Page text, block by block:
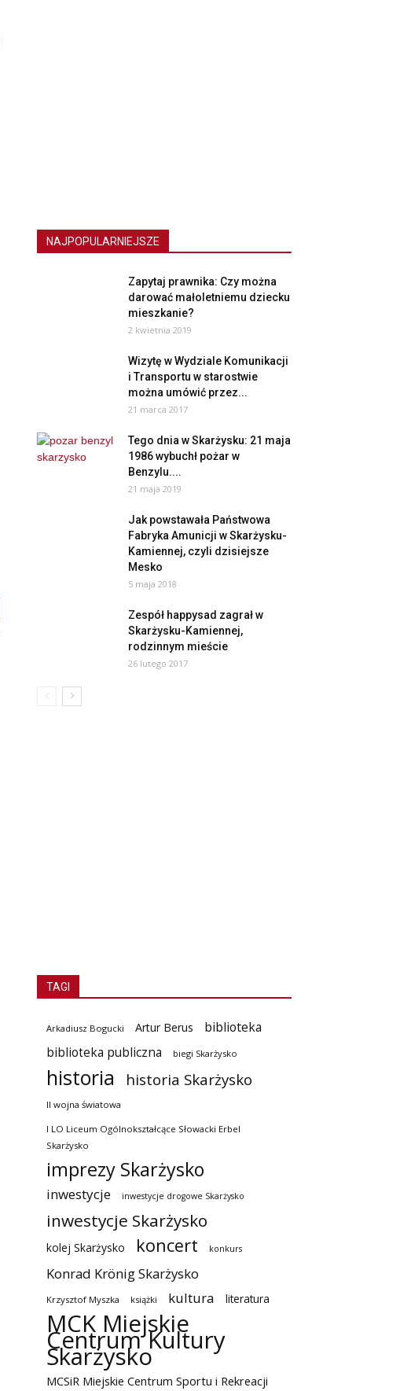
NAJPOPULARNIEJSZE
Zapytaj prawnika: Czy można
darować małoletniemu dziecku
mieszkanie?
2 kwietnia 2019
Wizytę w Wydziale Komunikacji
i Transportu w starostwie
można umówić przez...
21 marca 2017
Tego dnia w Skarżysku: 21 maja
1986 wybuchł pożar w
Benzylu....
21 maja 2019
Jak powstawała Państwowa
Fabryka Amunicji w Skarżysku-
Kamiennej, czyli dzisiejsze
Mesko
5 maja 2018
Zespół happysad zagrał w
Skarżysku-Kamiennej,
rodzinnym mieście
26 lutego 2017
TAGI
Arkadiusz Bogucki Artur Berus
biblioteka
biblioteka publiczna
biegi Skarżysko
historia historia Skarżysko
II wojna światowa
I LO Liceum Ogólnokształcące Słowacki Erbel
Skarżysko
imprezy Skarżysko
inwestycje inwestycje drogowe Skarżysko
inwestycje Skarżysko
kolej Skarżysko koncert konkurs
Konrad Krönig Skarżysko
Krzysztof Myszka książki kultura literatura
MCK Miejskie
Centrum Kultury
Skarżysko
MCSiR Miejskie Centrum Sportu i Rekreacji